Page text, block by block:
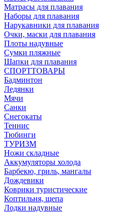
Матрасы для плавания
Наборы для плавания
Нарукавники для плавания
Очки, маски для плавания
Плоты надувные
Сумки пляжные
Шапки для плавания
СПОРТТОВАРЫ
Бадминтон
Ледянки
Мячи
Санки
Снегокаты
Теннис
Тюбинги
ТУРИЗМ
Ножи складные
Аккумуляторы холода
Барбекю, гриль, мангалы
Дождевики
Коврики туристические
Коптильня, щепа
Лодки надувные